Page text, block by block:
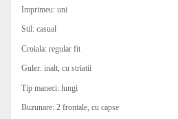
BLUZE DAMA
GENTI PLAJA
OCHELARI DAMA
COSTUME DE BAIE
CEASURI
Imprimeu: uni
Stil: casual
Croiala: regular fit
Guler: inalt, cu striatii
Tip maneci: lungi
Buzunare: 2 frontale, cu capse